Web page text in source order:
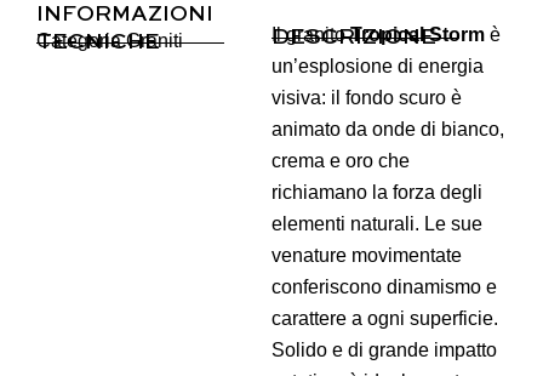
INFORMAZIONI
TECNICHE
Categoria Graniti DESCRIZIONE
Il granitoTropical Storm è
un’esplosione di energia
visiva: il fondo scuro è
animato da onde di bianco,
crema e oro che
richiamano la forza degli
elementi naturali. Le sue
venature movimentate
conferiscono dinamismo e
carattere a ogni superficie.
Solido e di grande impatto